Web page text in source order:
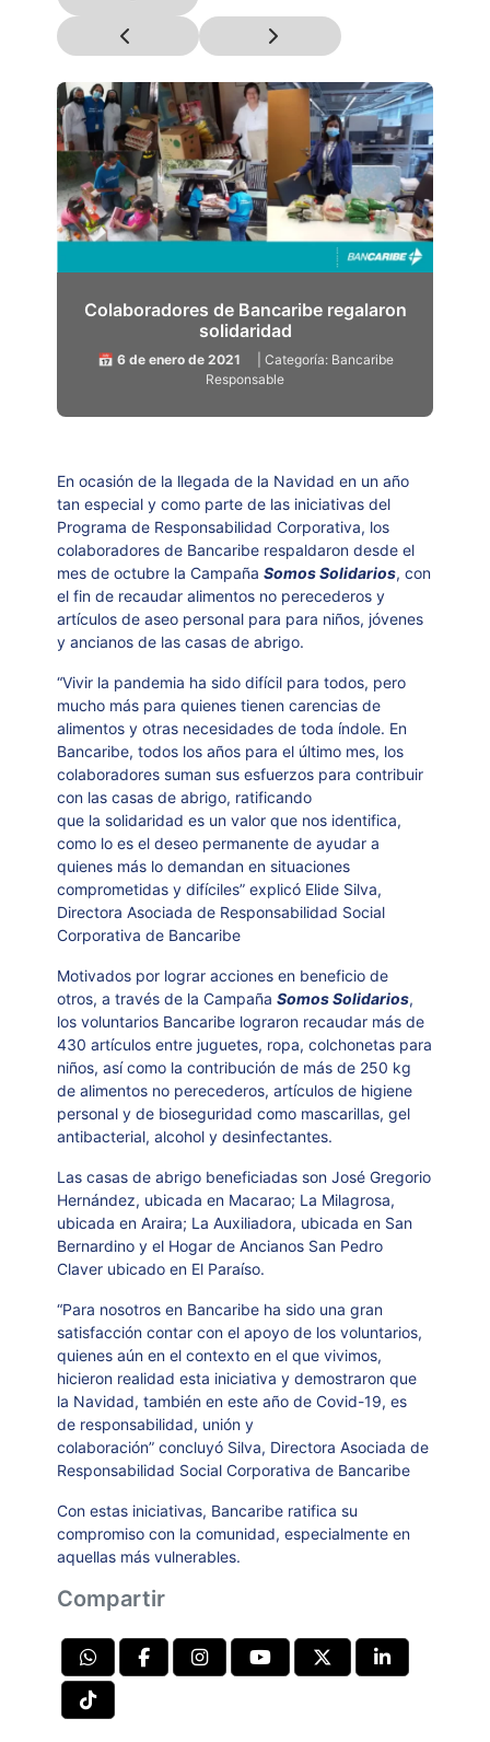
Colaboradores de Bancaribe regalaron
solidaridad
📅 6 de enero de 2021
| Categoría: Bancaribe
Responsable
En ocasión de la llegada de la Navidad en un año
tan especial y como parte de las iniciativas del
Programa de Responsabilidad Corporativa, los
colaboradores de Bancaribe respaldaron desde el
mes de octubre la CampañaSomos Solidarios, con
el fin de recaudar alimentos no perecederos y
artículos de aseo personal para para niños, jóvenes
y ancianos de las casas de abrigo.
“Vivir la pandemia ha sido difícil para todos, pero
mucho más para quienes tienen carencias de
alimentos y otras necesidades de toda índole. En
Bancaribe, todos los años para el último mes, los
colaboradores suman sus esfuerzos para contribuir
con las casas de abrigo, ratificando
que la solidaridad es un valor que nos identifica,
como lo es el deseo permanente de ayudar a
quienes más lo demandan en situaciones
comprometidas y difíciles” explicó Elide Silva,
Directora Asociada de Responsabilidad Social
Corporativa de Bancaribe
Motivados por lograr acciones en beneficio de
otros, a través de la CampañaSomos Solidarios,
los voluntarios Bancaribe lograron recaudar más de
430 artículos entre juguetes, ropa, colchonetas para
niños, así como la contribución de más de 250 kg
de alimentos no perecederos, artículos de higiene
personal y de bioseguridad como mascarillas, gel
antibacterial, alcohol y desinfectantes.
Las casas de abrigo beneficiadas son José Gregorio
Hernández, ubicada en Macarao; La Milagrosa,
ubicada en Araira; La Auxiliadora, ubicada en San
Bernardino y el Hogar de Ancianos San Pedro
Claver ubicado en El Paraíso.
“Para nosotros en Bancaribe ha sido una gran
satisfacción contar con el apoyo de los voluntarios,
quienes aún en el contexto en el que vivimos,
hicieron realidad esta iniciativa y demostraron que
la Navidad, también en este año de Covid-19, es
de responsabilidad, unión y
colaboración” concluyó Silva, Directora Asociada de
Responsabilidad Social Corporativa de Bancaribe
Con estas iniciativas, Bancaribe ratifica su
compromiso con la comunidad, especialmente en
aquellas más vulnerables.
Compartir